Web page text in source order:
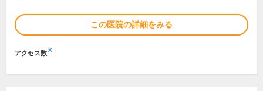
この医院の詳細をみる
アクセス数※